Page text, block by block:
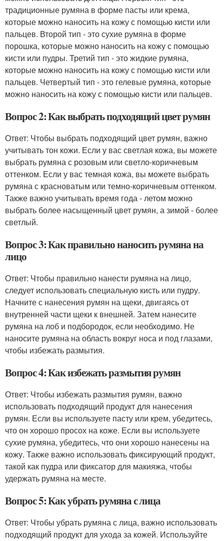
традиционные румяна в форме пасты или крема,
которые можно наносить на кожу с помощью кисти или
пальцев. Второй тип - это сухие румяна в форме
порошка, которые можно наносить на кожу с помощью
кисти или пудры. Третий тип - это жидкие румяна,
которые можно наносить на кожу с помощью кисти или
пальцев. Четвертый тип - это гелевые румяна, которые
можно наносить на кожу с помощью кисти или пальцев.
Вопрос 2: Как выбрать подходящий цвет румян
Ответ: Чтобы выбрать подходящий цвет румян, важно
учитывать тон кожи. Если у вас светлая кожа, вы можете
выбрать румяна с розовым или светло-коричневым
оттенком. Если у вас темная кожа, вы можете выбрать
румяна с красноватым или темно-коричневым оттенком.
Также важно учитывать время года - летом можно
выбрать более насыщенный цвет румян, а зимой - более
светлый.
Вопрос 3: Как правильно наносить румяна на
лицо
Ответ: Чтобы правильно нанести румяна на лицо,
следует использовать специальную кисть или пудру.
Начните с нанесения румян на щеки, двигаясь от
внутренней части щеки к внешней. Затем нанесите
румяна на лоб и подбородок, если необходимо. Не
наносите румяна на область вокруг носа и под глазами,
чтобы избежать размытия.
Вопрос 4: Как избежать размытия румян
Ответ: Чтобы избежать размытия румян, важно
использовать подходящий продукт для нанесения
румян. Если вы используете пасту или крем, убедитесь,
что он хорошо просох на коже. Если вы используете
сухие румяна, убедитесь, что они хорошо нанесены на
кожу. Также важно использовать фиксирующий продукт,
такой как пудра или фиксатор для макияжа, чтобы
удержать румяна на месте.
Вопрос 5: Как убрать румяна с лица
Ответ: Чтобы убрать румяна с лица, важно использовать
подходящий продукт для ухода за кожей. Используйте